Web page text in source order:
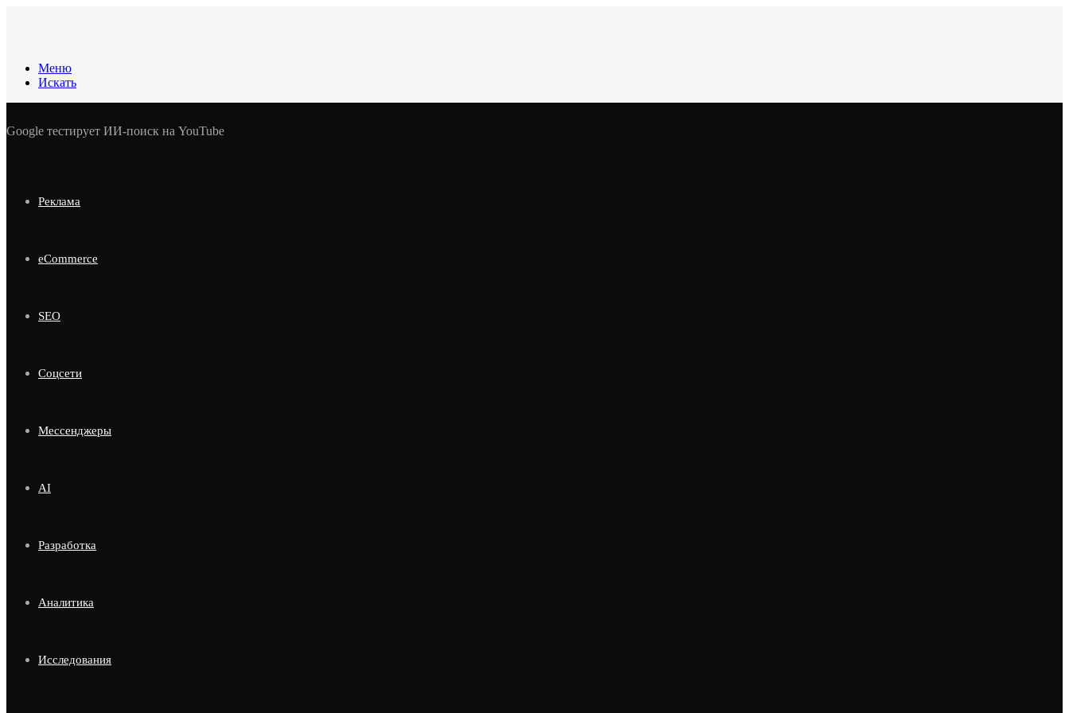
Меню
Искать
Google тестирует ИИ-поиск на YouTube
Реклама
eCommerce
SEO
Соцсети
Мессенджеры
AI
Разработка
Аналитика
Исследования